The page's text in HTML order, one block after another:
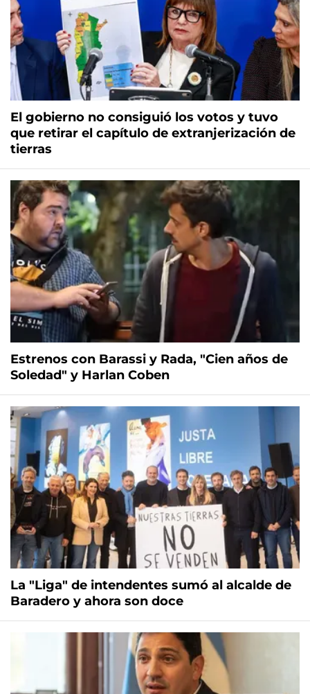
El gobierno no consiguió los votos y tuvo
que retirar el capítulo de extranjerización de
tierras
Estrenos con Barassi y Rada, "Cien años de
Soledad" y Harlan Coben
La "Liga" de intendentes sumó al alcalde de
Baradero y ahora son doce